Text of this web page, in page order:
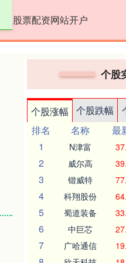
股票配资网站开户
个股
个股涨幅 个股跌幅
排名
名称 最
1
N津富
2 威尔高
3 锴威特
4 科翔股份
5 蜀道装备
6 中巨芯
7 广哈通信